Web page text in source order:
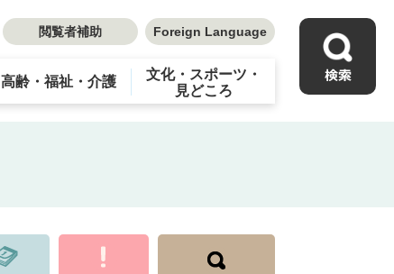
閲覧者補助 Foreign Language
高齢・福祉・介護
文化・スポーツ・
見どころ